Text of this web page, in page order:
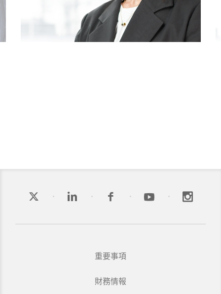
重要事項
財務情報